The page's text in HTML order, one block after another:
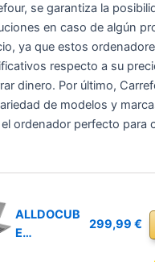
se garantiza la
en caso de algún
ya que estos
respecto a su
dinero. Por último,
de modelos y
ordenador perfecto para
ALLDOCUB
E
299,99 €